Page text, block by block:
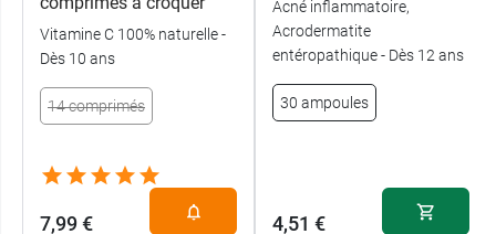
Vitamine C 100% naturelle -
Dès 10 ans
14 comprimés
7,99 €
Acné inflammatoire,
Acrodermatite
entéropathique - Dès 12 ans
30 ampoules
4,51 €